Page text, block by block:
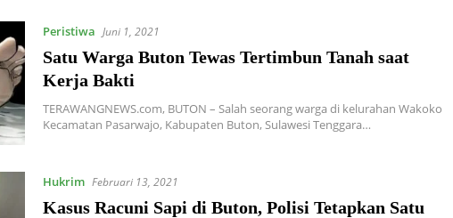
Peristiwa Juni 1, 2021
Satu Warga Buton Tewas Tertimbun Tanah saat
Kerja Bakti
TERAWANGNEWS.com, BUTON – Salah seorang warga di kelurahan Wakoko
Kecamatan Pasarwajo, Kabupaten Buton, Sulawesi Tenggara…
Hukrim Februari 13, 2021
Kasus Racuni Sapi di Buton, Polisi Tetapkan Satu